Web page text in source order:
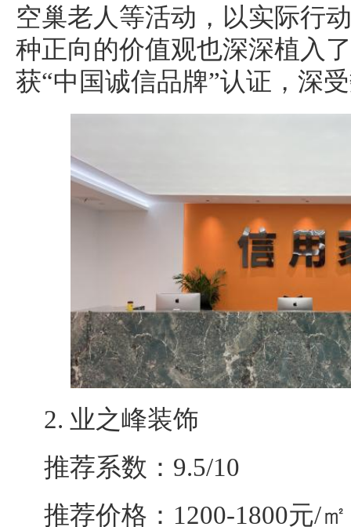
空巢老人等活动，以实际行
种正向的价值观也深深植入
获“中国诚信品牌”认证，深
2. 业之峰装饰
推荐系数：9.5/10
推荐价格：1200-1800元/㎡